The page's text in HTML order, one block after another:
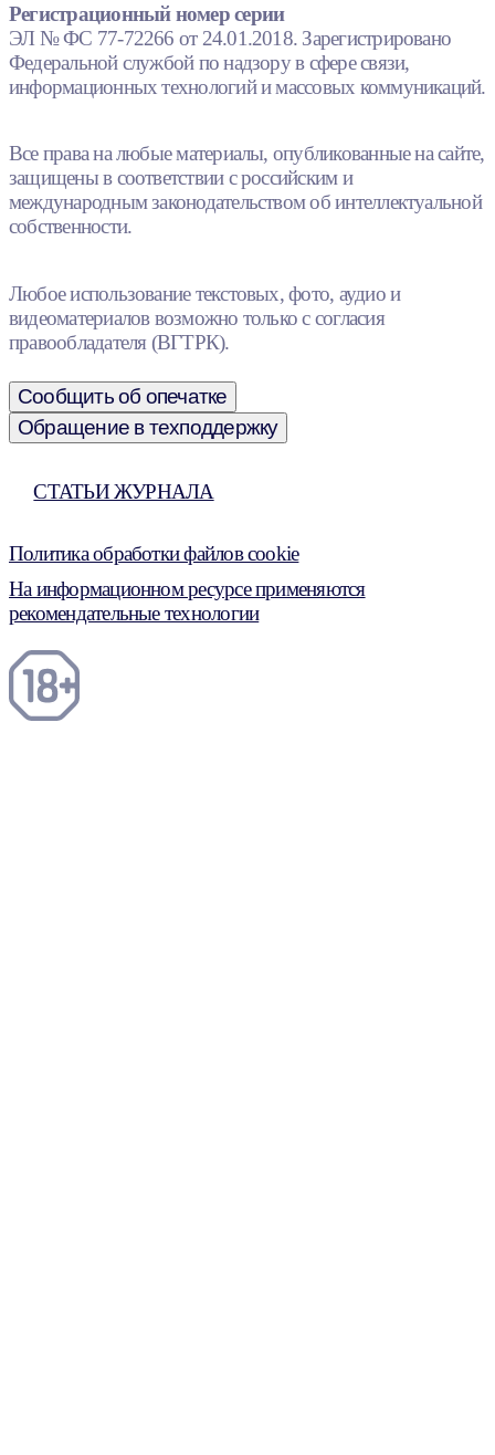
Регистрационный номер серии
ЭЛ № ФС 77-72266 от 24.01.2018. Зарегистрировано
Федеральной службой по надзору в сфере связи,
информационных технологий и массовых коммуникаций.
Все права на любые материалы, опубликованные на сайте,
защищены в соответствии с российским и
международным законодательством об интеллектуальной
собственности.
Любое использование текстовых, фото, аудио и
видеоматериалов возможно только с согласия
правообладателя (ВГТРК).
Сообщить об опечатке
Обращение в техподдержку
СТАТЬИ ЖУРНАЛА
Политика обработки файлов cookie
На информационном ресурсе применяются
рекомендательные технологии